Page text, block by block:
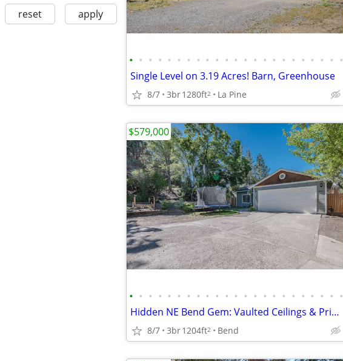
reset apply
• • • • • • • • • • • • • • • • • • • • • • •
Single Level on 3.19 Acres! Barn, Greenhouse
8/7 3br1280ft2 La Pine
• • • • • • • • • • • • • • • • • • • • • • •
Hidden NE Bend Gem: Vaulted Ceilings & Private Backyard Oasis
8/7 3br1204ft2 Bend
$579,000